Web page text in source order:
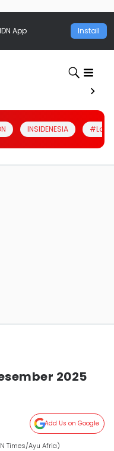
App Install
INSIDENESIA
2025
Add Us on Google
Times/Ayu Afria)